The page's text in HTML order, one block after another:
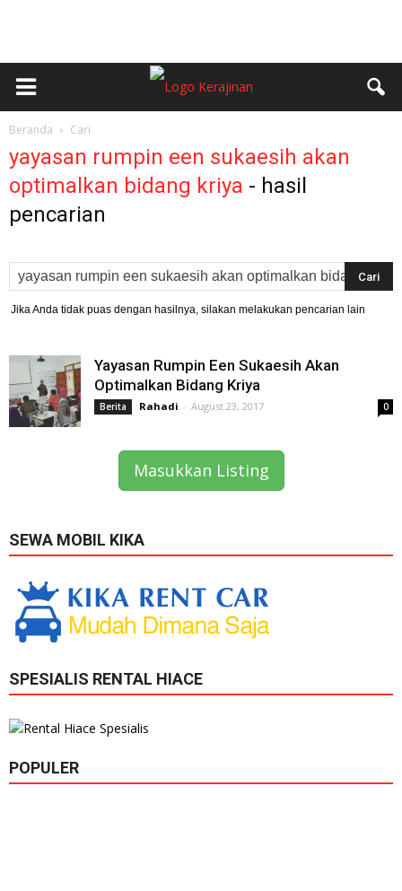
Beranda Cari
yayasan rumpin een sukaesih akan
optimalkan bidang kriya - hasil
pencarian
Jika Anda tidak puas dengan hasilnya, silakan melakukan pencarian lain
Yayasan Rumpin Een Sukaesih Akan
Optimalkan Bidang Kriya
Berita Rahadi - August 23, 2017 0
Masukkan Listing
SEWA MOBIL KIKA
SPESIALIS RENTAL HIACE
POPULER